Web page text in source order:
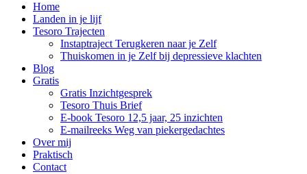
Home
Landen in je lijf
Tesoro Trajecten
Instaptraject Terugkeren naar je Zelf
Thuiskomen in je Zelf bij depressieve klachten
Blog
Gratis
Gratis Inzichtgesprek
Tesoro Thuis Brief
E-book Tesoro 12,5 jaar, 25 inzichten
E-mailreeks Weg van piekergedachtes
Over mij
Praktisch
Contact